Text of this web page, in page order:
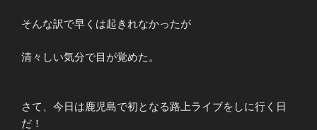
そんな訳で早くは起きれなかったが
清々しい気分で目が覚めた。
さて、今日は鹿児島で初となる路上ライブをしに行く日
だ！